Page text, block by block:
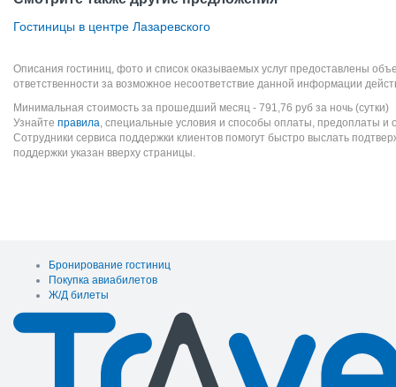
Гостиницы в центре Лазаревского
Описания гостиниц, фото и список оказываемых услуг предоставлены
ответственности за возможное несоответствие данной информации
Минимальная стоимость за прошедший месяц - 791,76 руб за ночь (сутки)
Узнайте правила, специальные условия и способы оплаты, предоплаты и
Сотрудники сервиса поддержки клиентов помогут быстро выслать
поддержки указан вверху страницы.
Бронирование гостиниц
Покупка авиабилетов
Ж/Д билеты